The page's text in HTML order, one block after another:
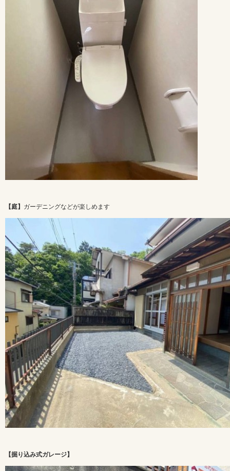
【庭】 ガーデニングなどが楽しめます
【掘り込み式ガレージ】